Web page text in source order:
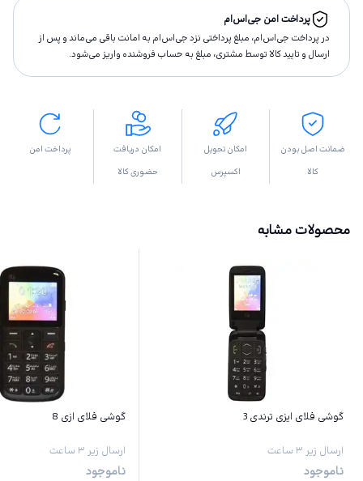
پرداخت امن جی‌اس‌ام
در پرداخت جی‌اس‌ام، مبلغ پرداختى نزد جی‌اس‌ام به امانت باقى مى‌ماند و پس از
ارسال و تاييد كالا توسط مشتری، مبلغ به حساب فروشنده واريز مى‌شود.
ضمانت اصل بودن
کالا
امکان تحویل
اکسپرس
امکان دریافت
حضوری کالا
پرداخت امن
محصولات مشابه
گوشی فلای ایزی ترندی 3
ارسال زیر ۳ ساعت
ناموجود
گوشی فلای ازی 8
ارسال زیر ۳ ساعت
ناموجود